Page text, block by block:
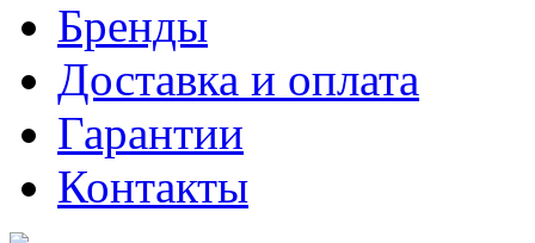
Бренды
Доставка и оплата
Гарантии
Контакты